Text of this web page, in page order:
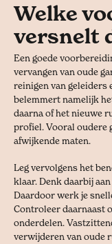
Welke
versnelt
Een goede
vervangen van oude
reinigen van geleiders
belemmert namelijk
daarna of het nieuwe
profiel. Vooral oudere
afwijkende maten.
Leg vervolgens het
klaar. Denk daarbij
Daardoor werk je
Controleer daarnaast
onderdelen.
verwijderen van oude